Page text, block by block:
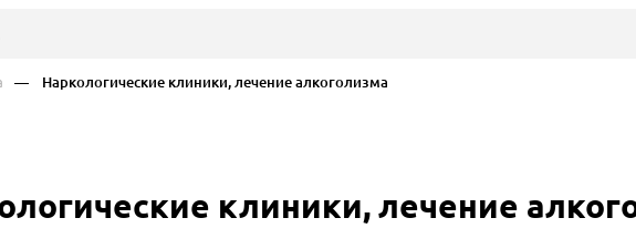
— Наркологические клиники, лечение алкоголизма
клиники, лечение